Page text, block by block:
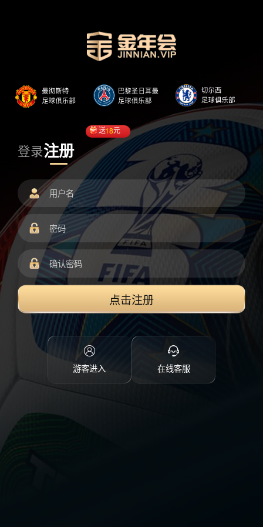
登录注册
送18元
点击注册
游客进入 在线客服